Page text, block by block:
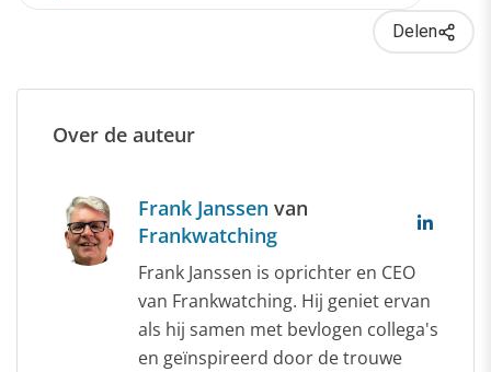
Delen
Over de auteur
Frank Janssen van
Frankwatching
Frank Janssen is oprichter en CEO
van Frankwatching. Hij geniet ervan
als hij samen met bevlogen collega's
en geïnspireerd door de trouwe